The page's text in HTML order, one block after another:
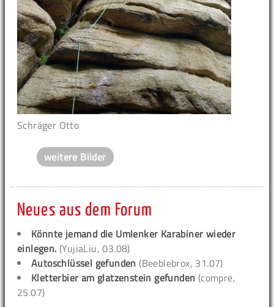
Schräger Otto
weitere Bilder
Neues aus dem Forum
Könnte jemand die Umlenker Karabiner wieder
einlegen. (YujiaLiu, 03.08)
Autoschlüssel gefunden (Beeblebrox, 31.07)
Kletterbier am glatzenstein gefunden (compre,
25.07)